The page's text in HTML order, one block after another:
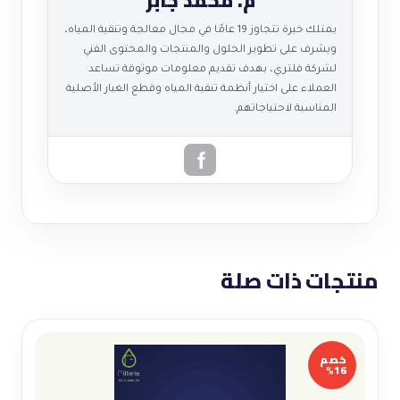
يمتلك خبرة تتجاوز 19 عامًا في مجال معالجة وتنقية المياه،
ويشرف على تطوير الحلول والمنتجات والمحتوى الفني
لشركة فلتري، بهدف تقديم معلومات موثوقة تساعد
العملاء على اختيار أنظمة تنقية المياه وقطع الغيار الأصلية
المناسبة لاحتياجاتهم.
منتجات ذات صلة
خصم
16%